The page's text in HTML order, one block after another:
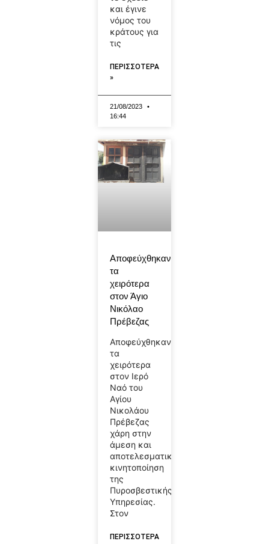
και έγινε
νόμος του
κράτους για
τις
ΠΕΡΙΣΣΟΤΕΡΑ
»
21/08/2023
16:44
Αποφεύχθηκαν
τα
χειρότερα
στον Άγιο
Νικόλαο
Πρέβεζας
Αποφεύχθηκαν
τα
χειρότερα
στον Ιερό
Ναό του
Αγίου
Νικολάου
Πρέβεζας
χάρη στην
άμεση και
αποτελεσματική
κινητοποίηση
της
Πυροσβεστικής
Υπηρεσίας.
Στον
ΠΕΡΙΣΣΟΤΕΡΑ